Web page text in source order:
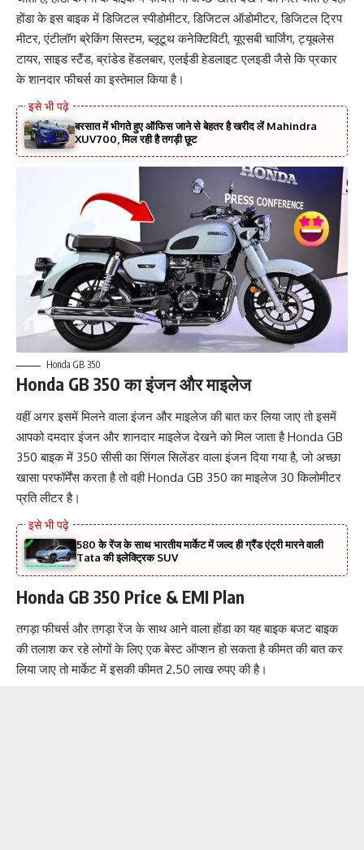
होंडा के इस बाइक में डिजिटल स्पीडोमीटर, डिजिटल ऑडोमीटर, डिजिटल ट्रिप
मीटर, एंटीलॉग ब्रेकिंग सिस्टम, ब्लूटूथ कनेक्टिविटी, यूएसबी चार्जिंग, ट्यूबलेस
टायर, साइड स्टैंड, ब्रांडेड हेंडलबार, एलईडी हेडलाइट एलइडी जैसे कि प्रकार
के शानदार फीचर्स का इस्तेमाल किया है।
बरसात में भीगते हुए ऑफिस जाने से बेहतर है खरीद लें Mahindra
XUV700, मिल रही है तगड़ी छूट
Honda GB 350
Honda GB 350 का इंजन और माइलेज
वहीं अगर इसमें मिलने वाला इंजन और माइलेज की बात कर लिया जाए तो इसमें
आपको दमदार इंजन और शानदार माइलेज देखने को मिल जाता है Honda GB
350 बाइक में 350 सीसी का सिंगल सिलेंडर वाला इंजन दिया गया है, जो अच्छा
खासा परफॉर्मेंस करता है तो वही Honda GB 350 का माइलेज 30 किलोमीटर
प्रति लीटर है।
580 के रेंज के साथ भारतीय मार्केट में जल्द ही ग्रैंड एंट्री मारने वाली
Tata की इलेक्ट्रिक SUV
Honda GB 350 Price & EMI Plan
तगड़ा फीचर्स और तगड़ा रेंज के साथ आने वाला होंडा का यह बाइक बजट बाइक
की तलाश कर रहे लोगों के लिए एक बेस्ट ऑप्शन हो सकता है कीमत की बात कर
लिया जाए तो मार्केट में इसकी कीमत 2.50 लाख रुपए की है।